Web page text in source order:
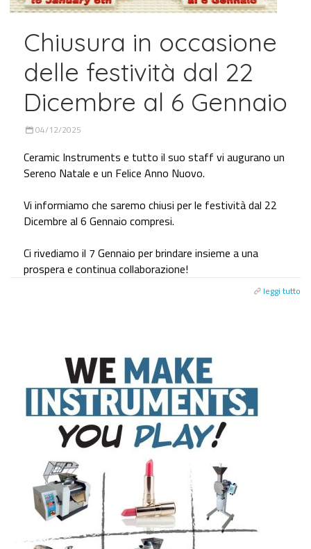
Chiusura in occasione
delle festività dal 22
Dicembre al 6 Gennaio
04/12/2025
Ceramic Instruments e tutto il suo staff vi augurano un
Sereno Natale e un Felice Anno Nuovo.
Vi informiamo che saremo chiusi per le festività dal 22
Dicembre al 6 Gennaio compresi.
Ci rivediamo il 7 Gennaio per brindare insieme a una
prospera e continua collaborazione!
leggi tutto